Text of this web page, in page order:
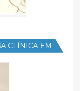
CLÍNICA EM